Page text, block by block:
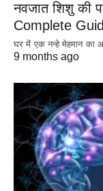
नवजात शिशु की
Complete
घर में एक नन्हे मेहमान का
9 months ago